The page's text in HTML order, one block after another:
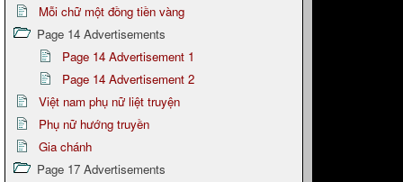
Mỗi chữ một đồng tiền vàng
Page 14 Advertisements
Page 14 Advertisement 1
Page 14 Advertisement 2
Việt nam phụ nữ liệt truyện
Phụ nữ hướng truyền
Gia chánh
Page 17 Advertisements